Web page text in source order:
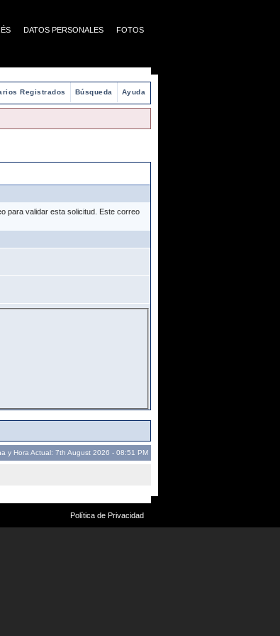
DATOS PERSONALES FOTOS
Ayuda
Búsqueda
Registrados
para validar esta solicitud. Este correo
y Hora Actual: 7th August 2026 - 08:51 PM
Política de Privacidad